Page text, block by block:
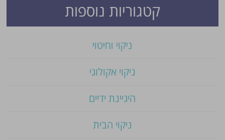
קטגוריות נוספות
ניקוי וחיטוי
ניקוי אקולוגי
היגיינת ידיים
ניקוי הבית